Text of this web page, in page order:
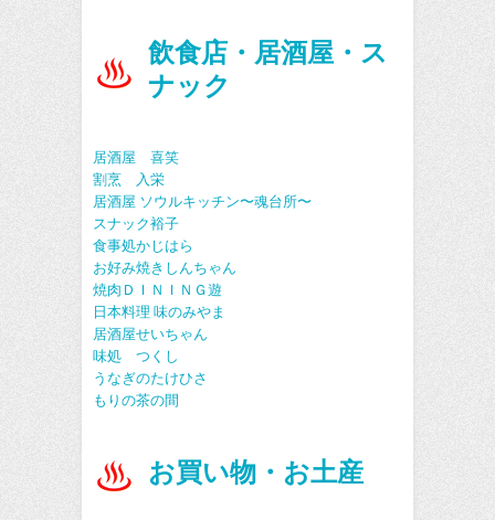
飲食店・居酒屋・ス
ナック
居酒屋 喜笑
割烹 入栄
居酒屋 ソウルキッチン〜魂台所〜
スナック裕子
食事処かじはら
お好み焼きしんちゃん
焼肉ＤＩＮＩＮＧ遊
日本料理 味のみやま
居酒屋せいちゃん
味処 つくし
うなぎのたけひさ
もりの茶の間
お買い物・お土産